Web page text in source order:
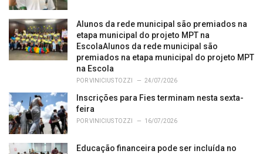
Alunos da rede municipal são premiados na
etapa municipal do projeto MPT na
EscolaAlunos da rede municipal são
premiados na etapa municipal do projeto MPT
na Escola
PORVINICIUS TOZZI 24/07/2026
Inscrições para Fies terminam nesta sexta-
feira
PORVINICIUS TOZZI 16/07/2026
Educação financeira pode ser incluída no